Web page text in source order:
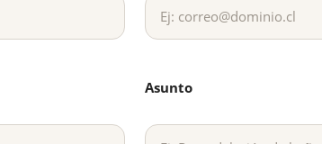
Asunto